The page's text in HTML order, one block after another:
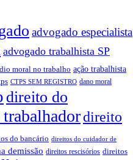
advogado especialista
advogado trabalhista SP
moral no trabalho ação trabalhista
CTPS SEM REGISTRO dano moral
direito do
direito
do bancário direitos do cuidador de
demissão direitos rescisórios direitos